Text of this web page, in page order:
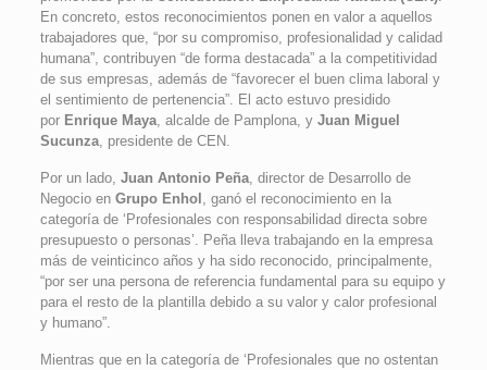
En concreto, estos reconocimientos ponen en valor a aquellos
trabajadores que, “por su compromiso, profesionalidad y calidad
humana”, contribuyen “de forma destacada” a la competitividad
de sus empresas, además de “favorecer el buen clima laboral y
el sentimiento de pertenencia”. El acto estuvo presidido
porEnrique Maya, alcalde de Pamplona, y Juan Miguel
Sucunza, presidente de CEN.
Por un lado, Juan Antonio Peña, director de Desarrollo de
Negocio en Grupo Enhol , ganó el reconocimiento en la
categoría de ‘Profesionales con responsabilidad directa sobre
presupuesto o personas’. Peña lleva trabajando en la empresa
más de veinticinco años y ha sido reconocido, principalmente,
“por ser una persona de referencia fundamental para su equipo y
para el resto de la plantilla debido a su valor y calor profesional
y humano”.
Mientras que en la categoría de ‘Profesionales que no ostentan